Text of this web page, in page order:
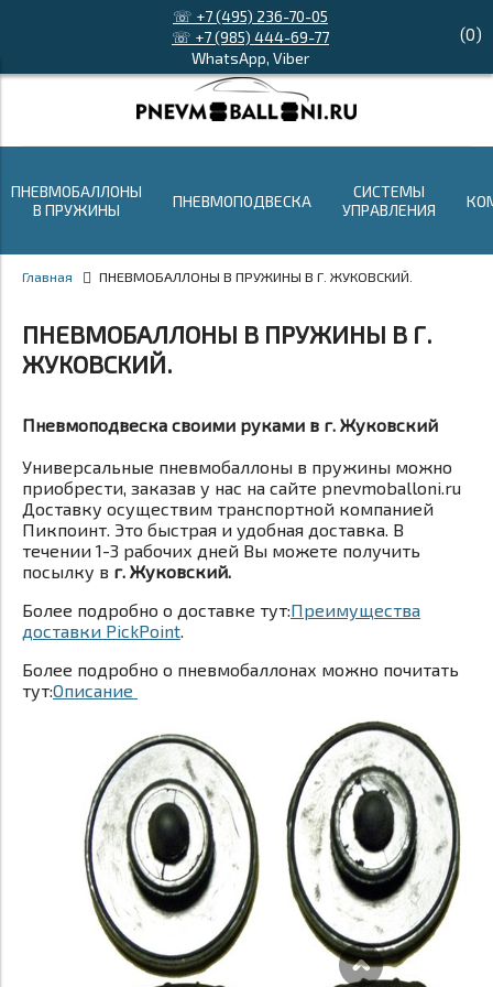
☏ +7 (495) 236-70-05
☏ +7 (985) 444-69-77
WhatsApp, Viber
(0)
ПНЕВМОБАЛЛОНЫ
В ПРУЖИНЫ
ПНЕВМОПОДВЕСКА
СИСТЕМЫ
УПРАВЛЕНИЯ
Главная ПНЕВМОБАЛЛОНЫ В ПРУЖИНЫ В Г. ЖУКОВСКИЙ.
ПНЕВМОБАЛЛОНЫ В ПРУЖИНЫ В Г.
ЖУКОВСКИЙ.
Пневмоподвеска своими руками в г. Жуковский
Универсальные пневмобаллоны в пружины можно
приобрести, заказав у нас на сайте pnevmoballoni.ru
Доставку осуществим транспортной компанией
Пикпоинт. Это быстрая и удобная доставка. В
течении 1-3 рабочих дней Вы можете получить
посылку в г. Жуковский.
Более подробно о доставке тут:Преимущества
доставки PickPoint.
Более подробно о пневмобаллонах можно почитать
тут:Описание